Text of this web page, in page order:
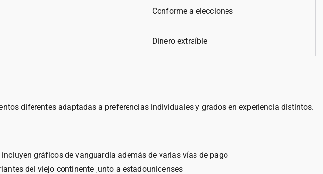
Conforme a elecciones
Dinero extraíble
diferentes adaptadas a preferencias individuales y grados en experiencia distintos.
gráficos de vanguardia además de varias vías de pago
del viejo continente junto a estadounidenses